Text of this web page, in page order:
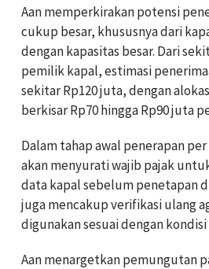
‎Aan memperkirakan potensi
cukup besar, khususnya dari
dengan kapasitas besar. Dari
pemilik kapal, estimasi
sekitar Rp120 juta, dengan
berkisar Rp70 hingga Rp90 juta
‎Dalam tahap awal penerapan
akan menyurati wajib pajak
data kapal sebelum penetapan
juga mencakup verifikasi ulang
digunakan sesuai dengan
‎Aan menargetkan pemungutan